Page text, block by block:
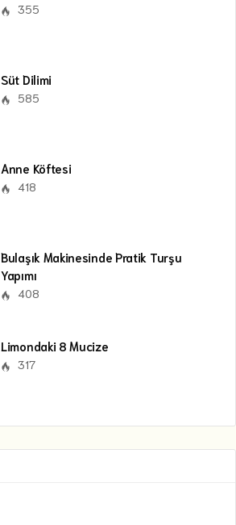
355
Süt Dilimi
585
Anne Köftesi
418
Bulaşık Makinesinde Pratik Turşu
Yapımı
408
Limondaki 8 Mucize
317